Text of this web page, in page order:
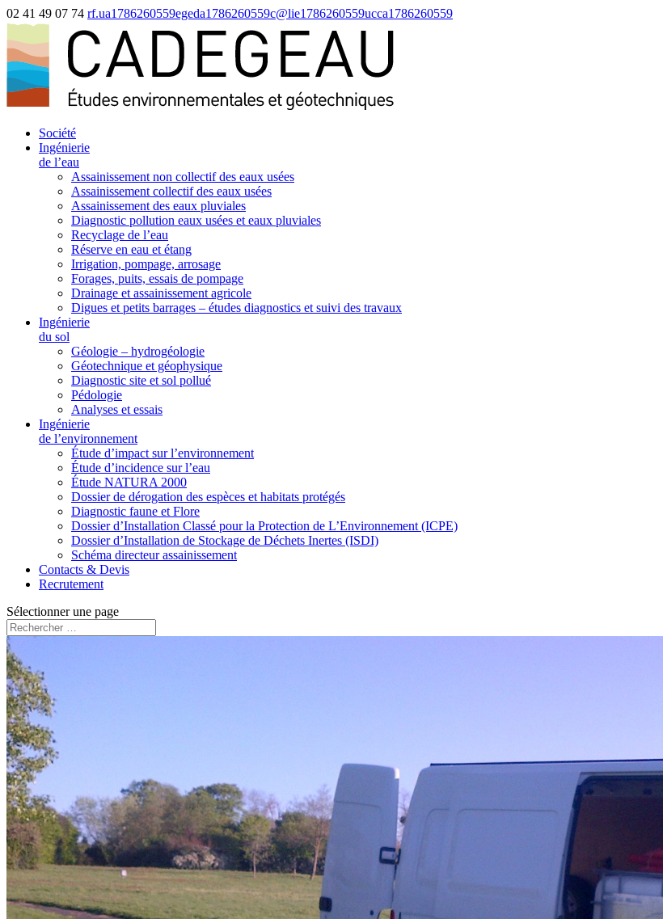
02 41 49 07 74 rf.ua1786260559egeda1786260559c@lie1786260559ucca1786260559
Société
Ingénierie
de l’eau
Assainissement non collectif des eaux usées
Assainissement collectif des eaux usées
Assainissement des eaux pluviales
Diagnostic pollution eaux usées et eaux pluviales
Recyclage de l’eau
Réserve en eau et étang
Irrigation, pompage, arrosage
Forages, puits, essais de pompage
Drainage et assainissement agricole
Digues et petits barrages – études diagnostics et suivi des travaux
Ingénierie
du sol
Géologie – hydrogéologie
Géotechnique et géophysique
Diagnostic site et sol pollué
Pédologie
Analyses et essais
Ingénierie
de l’environnement
Étude d’impact sur l’environnement
Étude d’incidence sur l’eau
Étude NATURA 2000
Dossier de dérogation des espèces et habitats protégés
Diagnostic faune et Flore
Dossier d’Installation Classé pour la Protection de L’Environnement (ICPE)
Dossier d’Installation de Stockage de Déchets Inertes (ISDI)
Schéma directeur assainissement
Contacts & Devis
Recrutement
Sélectionner une page